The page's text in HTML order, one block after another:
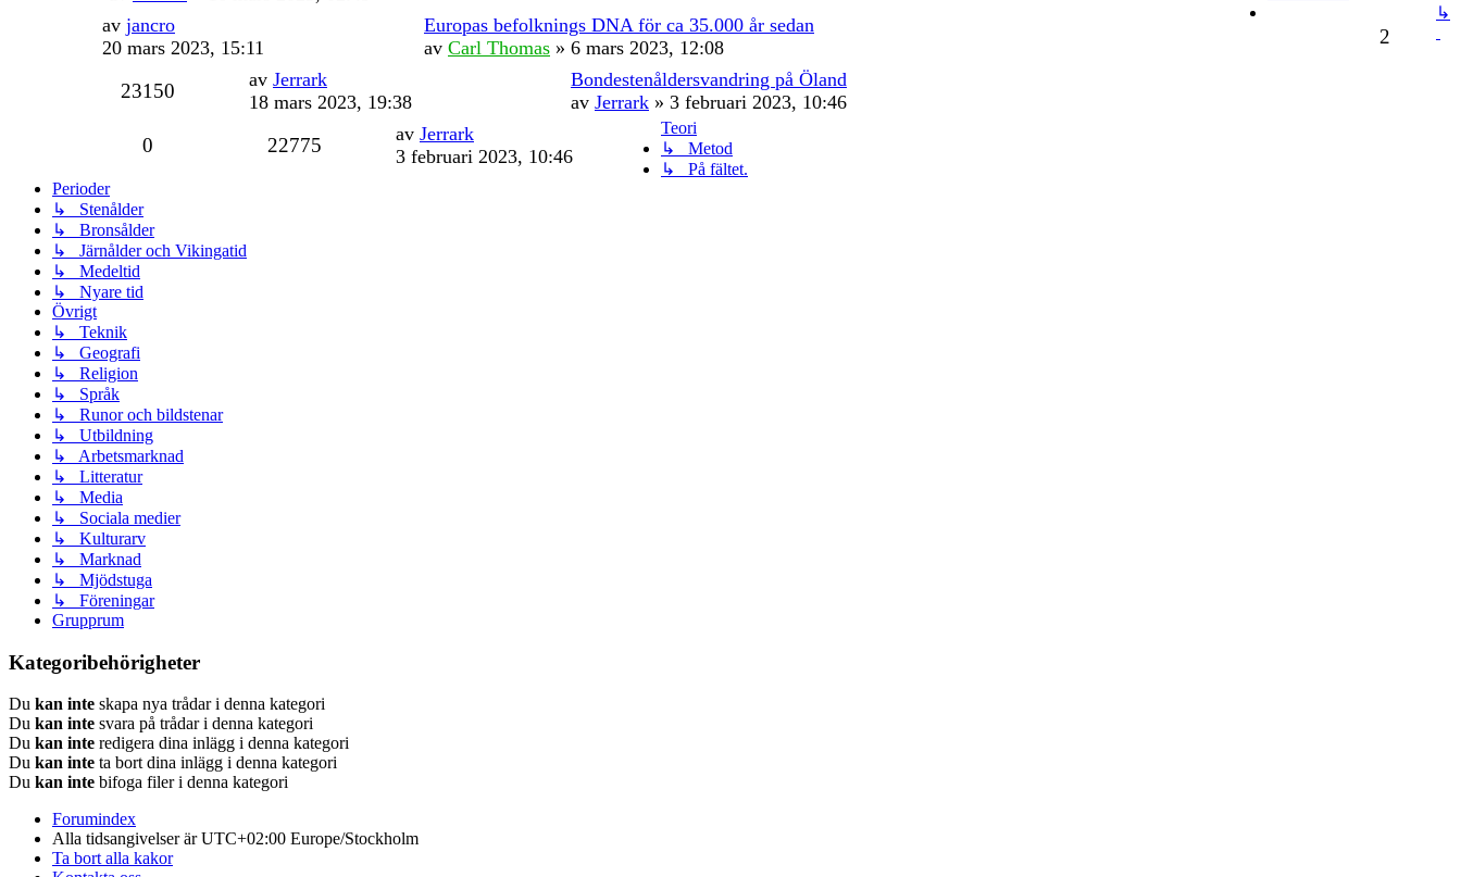
av jancro
20 mars 2023, 15:11
Europas befolknings DNA för ca 35.000 år sedan
av Carl Thomas » 6 mars 2023, 12:08 2
23150 av Jerrark
18 mars 2023, 19:38
Bondestenåldersvandring på Öland
av Jerrark » 3 februari 2023, 10:46
0 22775 av Jerrark
3 februari 2023, 10:46
↳
Teori
↳ Metod
↳ På fältet.
Perioder
↳ Stenålder
↳ Bronsålder
↳ Järnålder och Vikingatid
↳ Medeltid
↳ Nyare tid
Övrigt
↳ Teknik
↳ Geografi
↳ Religion
↳ Språk
↳ Runor och bildstenar
↳ Utbildning
↳ Arbetsmarknad
↳ Litteratur
↳ Media
↳ Sociala medier
↳ Kulturarv
↳ Marknad
↳ Mjödstuga
↳ Föreningar
Grupprum
Kategoribehörigheter
Du kan inte skapa nya trådar i denna kategori
Du kan inte svara på trådar i denna kategori
Du kan inte redigera dina inlägg i denna kategori
Du kan inte ta bort dina inlägg i denna kategori
Du kan inte bifoga filer i denna kategori
Forumindex
Alla tidsangivelser är UTC+02:00 Europe/Stockholm
Ta bort alla kakor